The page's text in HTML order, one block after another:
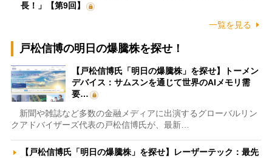
長！」【第9回】
一覧を見る
戸松信博の明日の爆騰株を探せ！
【戸松信博氏「明日の爆騰株」を探せ】トーメン
デバイス：サムスンを通じて世界のAIメモリ需
要…
新聞や雑誌など多数の金融メディアに出演するグローバルリン
クアドバイザーズ代表の戸松信博氏が、最新…
【戸松信博氏「明日の爆騰株」を探せ】レーザーテック：最先